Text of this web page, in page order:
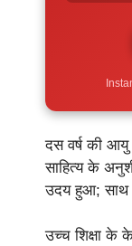
दस वर्ष की आयु
साहित्य के
उदय हुआ; साथ
उच्च शिक्षा के